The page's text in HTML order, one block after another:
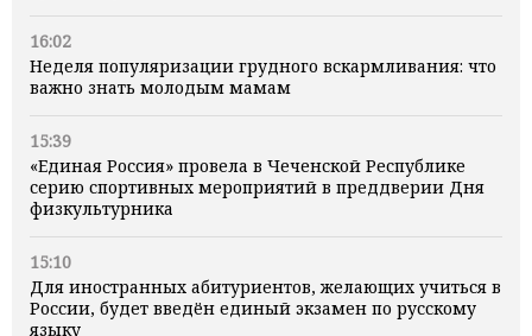
16:02
Неделя популяризации грудного вскармливания: что
важно знать молодым мамам
15:39
«Единая Россия» провела в Чеченской Республике
серию спортивных мероприятий в преддверии Дня
физкультурника
15:10
Для иностранных абитуриентов, желающих учиться в
России, будет введён единый экзамен по русскому
языку